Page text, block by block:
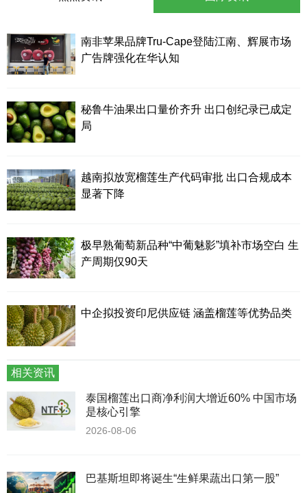
南非苹果品牌Tru-Cape登陆江南、辉展市场
广告牌强化在华认知
秘鲁牛油果出口量价齐升 出口创纪录已成定
局
越南拟放宽榴莲生产代码审批 出口合规成本
显著下降
极早熟葡萄新品种“中葡魅影”填补市场空白 生
产周期仅90天
中企拟投资印尼供应链 涵盖榴莲等优势品类
相关资讯
泰国榴莲出口商净利润大增近60% 中国市场
是核心引擎
2026-08-06
巴基斯坦即将诞生“生鲜果蔬出口第一股”